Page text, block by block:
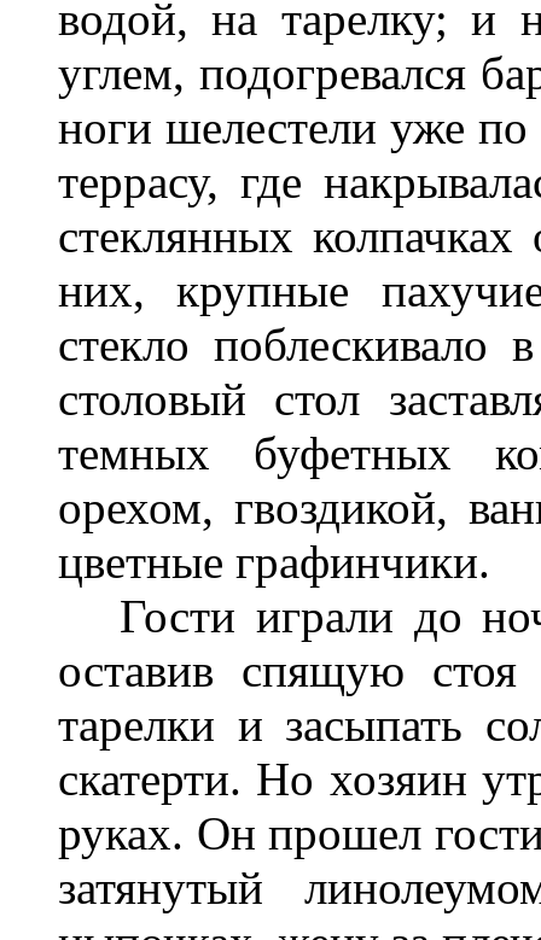
водой, на тарелку; и
углем, подогревался
ноги шелестели уже
террасу, где
стеклянных
них, крупные
стекло
столовый стол
темных буфетных
орехом, гвоздикой,
цветные графинчики.
Гости играли до
оставив спящую стоя
тарелки и засыпать
скатерти. Но хозяин
руках. Он прошел
затянутый